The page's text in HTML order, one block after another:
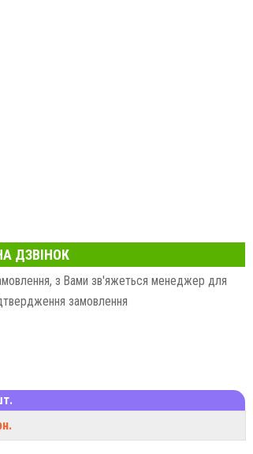
ДЗВІНОК
з Вами зв'яжеться менеджер для
замовлення